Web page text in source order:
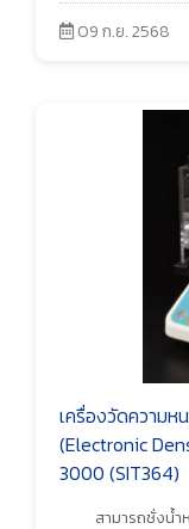
09 ก.ย. 2568
เครื่องวัดความห
(Electronic
3000 (SIT364)
สามารถชั่งน้